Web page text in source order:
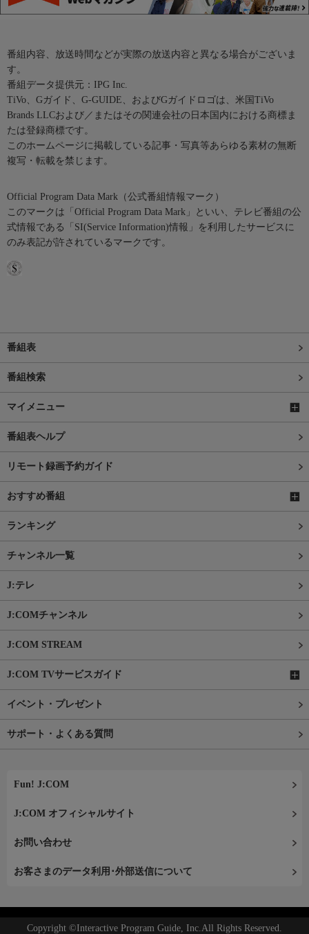
番組内容、放送時間などが実際の放送内容と異なる場合がございま
す。
番組データ提供元：IPG Inc.
TiVo、Gガイド、G-GUIDE、およびGガイドロゴは、米国TiVo
Brands LLCおよび／またはその関連会社の日本国内における商標ま
たは登録商標です。
このホームページに掲載している記事・写真等あらゆる素材の無断
複写・転載を禁じます。
Official Program Data Mark（公式番組情報マーク）
このマークは「Official Program Data Mark」といい、テレビ番組の公
式情報である「SI(Service Information)情報」を利用したサービスに
のみ表記が許されているマークです。
番組表
番組検索
マイメニュー
番組表ヘルプ
リモート録画予約ガイド
おすすめ番組
ランキング
チャンネル一覧
J:テレ
J:COMチャンネル
J:COM STREAM
J:COM TVサービスガイド
イベント・プレゼント
サポート・よくある質問
Fun! J:COM
J:COM オフィシャルサイト
お問い合わせ
お客さまのデータ利用･外部送信について
Copyright ©Interactive Program Guide, Inc.All Rights Reserved.